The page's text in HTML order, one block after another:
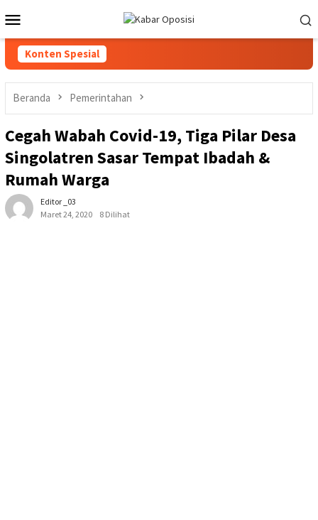
ke
kontenMobile
Konten Spesial
Beranda Pemerintahan
Cegah Wabah Covid-19, Tiga Pilar Desa
Singolatren Sasar Tempat Ibadah &
Rumah Warga
Editor _03
Maret 24, 2020
8 Dilihat